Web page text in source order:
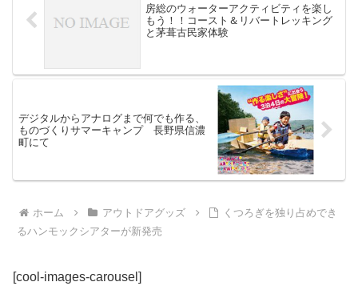
房総のウォーターアクティビティを楽し
もう！！コースト＆リバートレッキング
と茅葺古民家体験
デジタルからアナログまで何でも作る、
ものづくりサマーキャンプ 長野県信濃
町にて
ホーム アウトドアグッズ
くつろぎを独り占めでき
るハンモックシアターが新発売
[cool-images-carousel]